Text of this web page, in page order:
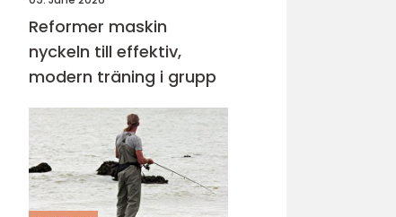
Reformer maskin
nyckeln till effektiv,
modern träning i grupp